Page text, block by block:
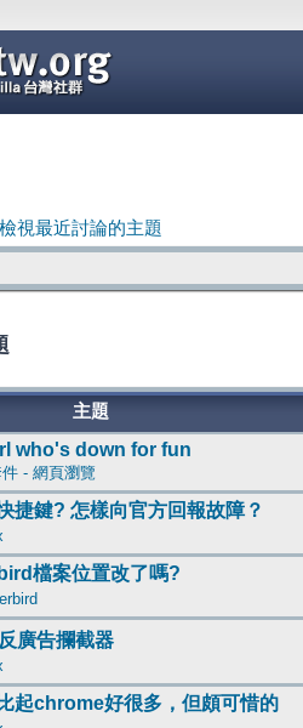
檢視最近討論的主題
主題
who's down for fun
- 網頁瀏覽
捷鍵? 怎樣向官方回報故障？
檔案位置改了嗎?
廣告攔截器
起chrome好很多，但頗可惜的